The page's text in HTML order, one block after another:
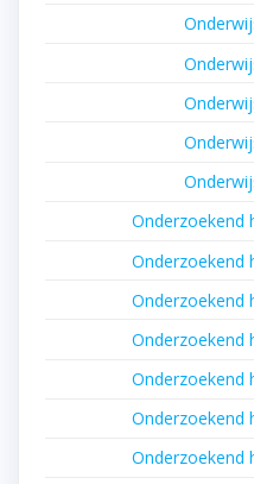
Onderzoekend
Onderzoekend
Onderzoekend
Onderzoekend
Onderzoekend
Onderzoekend
Onderzoekend